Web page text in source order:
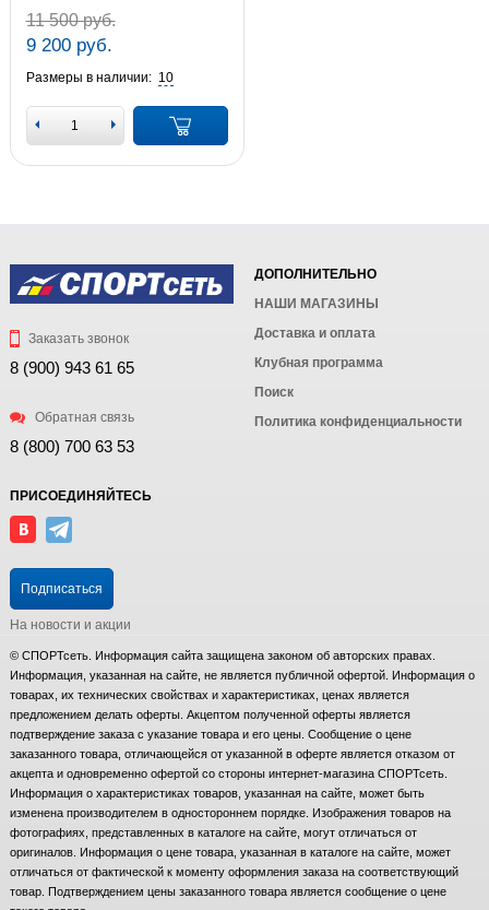
11 500 руб.
9 200 руб.
Размеры в наличии: 10
Заказать звонок
8 (900) 943 61 65
Обратная связь
8 (800) 700 63 53
ДОПОЛНИТЕЛЬНО
НАШИ МАГАЗИНЫ
Доставка и оплата
Клубная программа
Поиск
Политика конфиденциальности
ПРИСОЕДИНЯЙТЕСЬ
Подписаться
На новости и акции
© СПОРТсеть. Информация сайта защищена законом об авторских правах.
Информация, указанная на сайте, не является публичной офертой. Информация о
товарах, их технических свойствах и характеристиках, ценах является
предложением делать оферты. Акцептом полученной оферты является
подтверждение заказа с указание товара и его цены. Сообщение о цене
заказанного товара, отличающейся от указанной в оферте является отказом от
акцепта и одновременно офертой со стороны интернет-магазина СПОРТсеть.
Информация о характеристиках товаров, указанная на сайте, может быть
изменена производителем в одностороннем порядке. Изображения товаров на
фотографиях, представленных в каталоге на сайте, могут отличаться от
оригиналов. Информация о цене товара, указанная в каталоге на сайте, может
отличаться от фактической к моменту оформления заказа на соответствующий
товар. Подтверждением цены заказанного товара является сообщение о цене